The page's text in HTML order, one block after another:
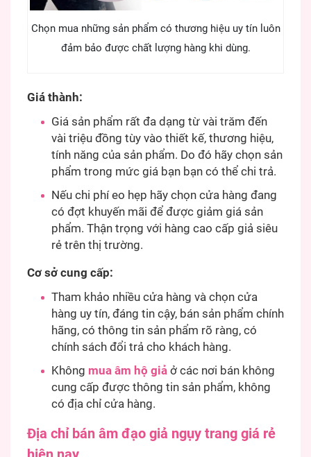
Chọn mua những sản phẩm có thương hiệu uy tín luôn
đảm bảo được chất lượng hàng khi dùng.
Giá thành:
Giá sản phẩm rất đa dạng từ vài trăm đến
vài triệu đồng tùy vào thiết kế, thương hiệu,
tính năng của sản phẩm. Do đó hãy chọn sản
phẩm trong mức giá bạn bạn có thể chi trả.
Nếu chi phí eo hẹp hãy chọn cửa hàng đang
có đợt khuyến mãi để được giảm giá sản
phẩm. Thận trọng với hàng cao cấp giả siêu
rẻ trên thị trường.
Cơ sở cung cấp:
Tham khảo nhiều cửa hàng và chọn cửa
hàng uy tín, đáng tin cậy, bán sản phẩm chính
hãng, có thông tin sản phẩm rõ ràng, có
chính sách đổi trả cho khách hàng.
Không mua âm hộ giả ở các nơi bán không
cung cấp được thông tin sản phẩm, không
có địa chỉ cửa hàng.
Địa chỉ bán âm đạo giả ngụy trang giá rẻ